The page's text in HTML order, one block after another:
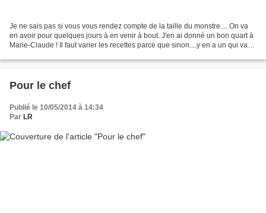
Je ne sais pas si vous vous rendez compte de la taille du monstre.... On va
en avoir pour quelques jours à en venir à bout. J'en ai donné un bon quart à
Marie-Claude ! Il faut varier les recettes parce que sinon....y en a un qui va
Pour le chef
Publié le 10/05/2014 à 14:34
Par LR